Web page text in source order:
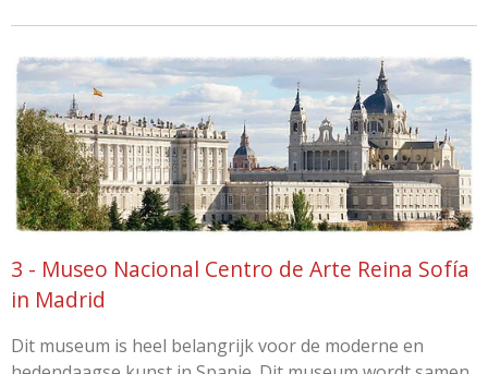
3 - Museo Nacional Centro de Arte Reina Sofía
in Madrid
Dit museum is heel belangrijk voor de moderne en